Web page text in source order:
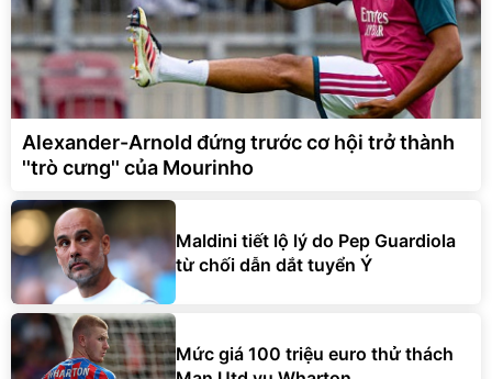
Alexander-Arnold đứng trước cơ hội trở thành
''trò cưng'' của Mourinho
Maldini tiết lộ lý do Pep Guardiola
từ chối dẫn dắt tuyển Ý
Mức giá 100 triệu euro thử thách